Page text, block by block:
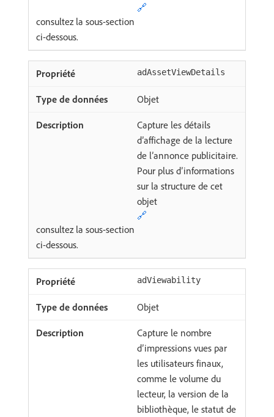
🔗
consultez la sous-section
ci-dessous.
adAssetViewDetails
Objet
Capture les détails
d’affichage de la lecture
de l’annonce publicitaire.
Pour plus d’informations
sur la structure de cet
objet
🔗
consultez la sous-section
ci-dessous.
adViewability
Objet
Capture le nombre
d’impressions vues par
les utilisateurs finaux,
comme le volume du
lecteur, la version de la
bibliothèque, le statut de